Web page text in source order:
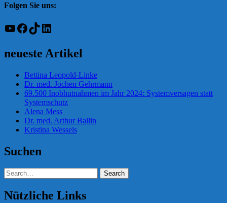
Folgen Sie uns:
YouTube
Facebook
TikTokLinkedIn
neueste Artikel
Bettina Leopold-Linke
Dr. med. Jochen Gehrmann
69.500 Inobhutnahmen im Jahr 2024: Systemversagen statt
Systemschutz
Alena Mess
Dr. med. Arthur Ballin
Kristina Wessels
Suchen
Nützliche Links